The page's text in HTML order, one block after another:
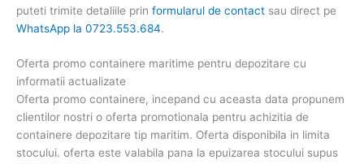
puteti trimite detaliile prin formularul de contact sau direct pe
WhatsApp la 0723.553.684.
Oferta promo containere maritime pentru depozitare cu
informatii actualizate
Oferta promo containere, incepand cu aceasta data propunem
clientilor nostri o oferta promotionala pentru achizitia de
containere depozitare tip maritim. Oferta disponibila in limita
stocului. oferta este valabila pana la epuizarea stocului supus